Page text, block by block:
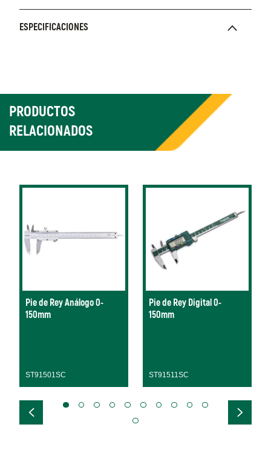
ESPECIFICACIONES
PRODUCTOS
RELACIONADOS
Pie de Rey Análogo 0-
150mm
ST91501SC
Pie de Rey Digital 0-
150mm
ST91511SC